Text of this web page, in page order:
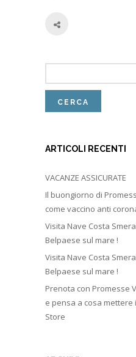
ARTICOLI RECENTI
VACANZE ASSICURATE
Il buongiorno di
come vaccino anti
Visita Nave Costa
Belpaese sul mare !
Visita Nave Costa
Belpaese sul mare !
Prenota con Promesse
e pensa a cosa mettere
Store